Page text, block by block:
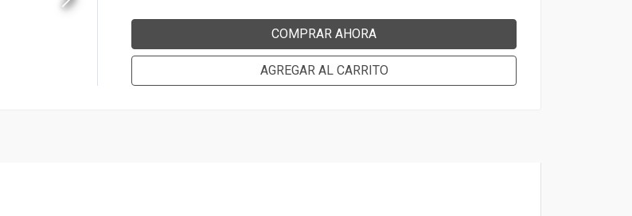
COMPRAR AHORA
AGREGAR AL CARRITO